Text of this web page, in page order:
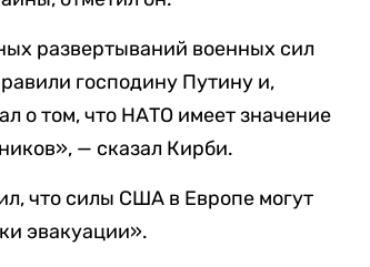
развертываний военных сил
господину Путину и,
о том, что НАТО имеет значение
— сказал Кирби.
что силы США в Европе могут
эвакуации».